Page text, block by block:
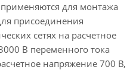
для монтажа
присоединения
сетях на расчетное
В переменного тока
напряжение 700 В,